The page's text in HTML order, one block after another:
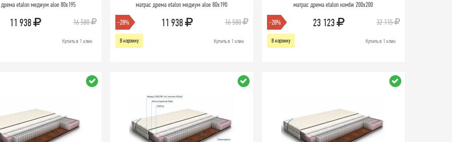
дрема etalon медиум aloe 80х195
11 938 16 580
Купить в 1 клик
матрас дрема etalon медиум aloe 80х190
-28% 11 938 16 580
В корзину Купить в 1 клик
матрас дрема etalon комби 200х200
-28% 23 123 32 115
В корзину Купить в 1 клик